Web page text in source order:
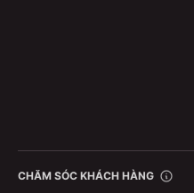
CHĂM SÓC KHÁCH HÀNG